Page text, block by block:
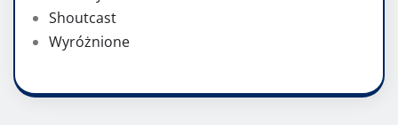
Shoutcast
Wyróżnione